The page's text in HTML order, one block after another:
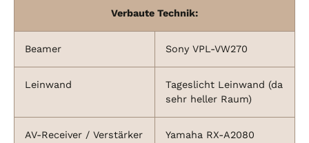
Verbaute Technik:
Beamer Sony VPL-VW270
Leinwand
Tageslicht Leinwand (da
sehr heller Raum)
AV-Receiver / Verstärker Yamaha RX-A2080